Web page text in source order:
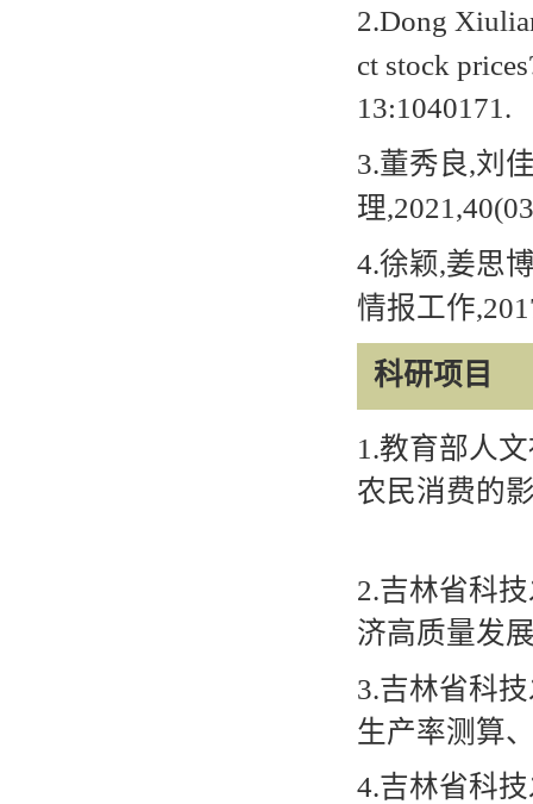
2.Dong
ct stock
13:1040171.
3.董秀良,刘
理
4.徐颖,姜思
情报工作
科研项目
1.教育部人
农民消费的
2.吉林省科
济高质量发
3.吉林省科
生产率测算
4.吉林省科